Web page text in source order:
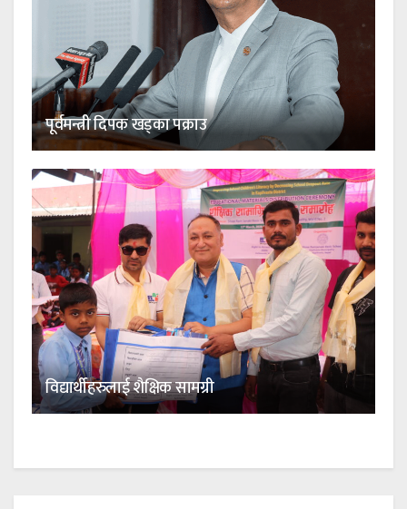
पूर्वमन्त्री दिपक खड्का पक्राउ
विद्यार्थीहरुलाई शैक्षिक सामग्री